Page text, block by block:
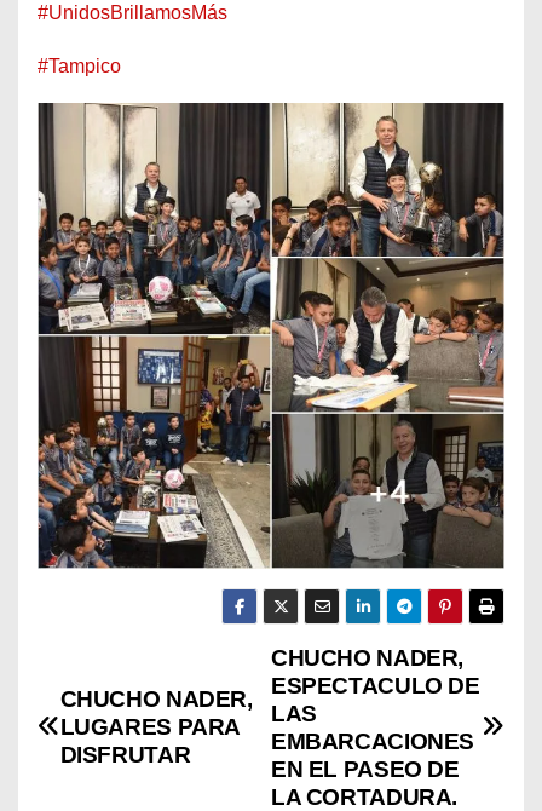
#UnidosBrillamosMás
#Tampico
a
CHUCHO NADER,
ESPECTACULO DE
LAS
EMBARCACIONES
EN EL PASEO DE
LA CORTADURA.
CHUCHO NADER,
LUGARES PARA
DISFRUTAR